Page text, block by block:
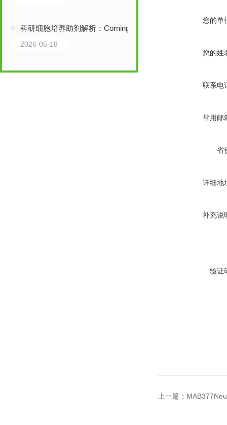
科研细胞培养助剂解析：Corning 356008人纤维连接蛋白应用说明
2026-05-18
您的单
您的姓
联系电
常用邮
省
详细地
补充说
验证
上一篇：